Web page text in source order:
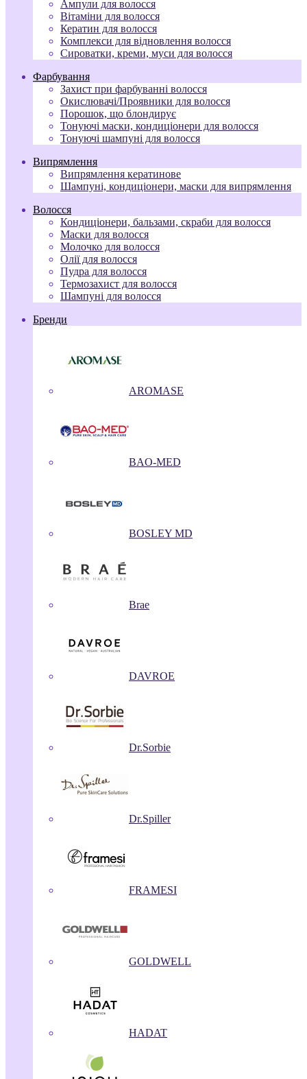
Ампули для волосся
Вітаміни для волосся
Кератин для волосся
Комплекси для відновлення волосся
Сироватки, креми, муси для волосся
Фарбування
Захист при фарбуванні волосся
Окислювачі/Проявники для волосся
Порошок, що блондирує
Тонуючі маски, кондиціонери для волосся
Тонуючі шампуні для волосся
Випрямлення
Випрямлення кератинове
Шампуні, кондиціонери, маски для випрямлення
Волосся
Кондиціонери, бальзами, скраби для волосся
Маски для волосся
Молочко для волосся
Олії для волосся
Пудра для волосся
Термозахист для волосся
Шампуні для волосся
Бренди
AROMASE
BAO-MED
BOSLEY MD
Brae
DAVROE
Dr.Sorbie
Dr.Spiller
FRAMESI
GOLDWELL
HADAT